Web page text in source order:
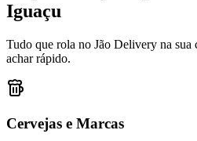
Iguaçu
Tudo que rola no Jão Delivery na sua
achar rápido.
Cervejas e Marcas